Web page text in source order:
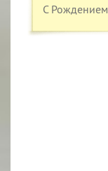
С Рождением